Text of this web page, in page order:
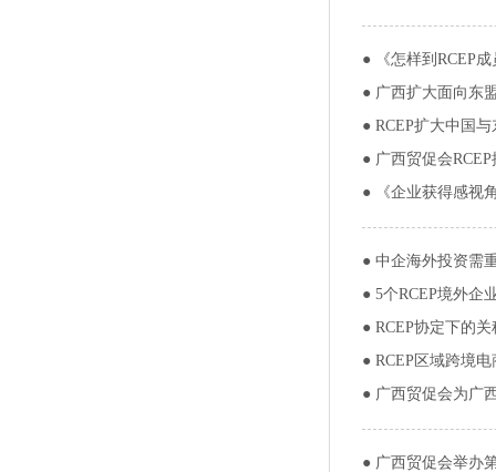
●
《怎样到RCEP
● 广西扩大面向东
● RCEP扩大中国
● 广西贸促会
●
《企业获得感视
● 中企海外投资需
● 5个RCEP境外企
● RCEP协定下的
● RCEP区域跨境
● 广西贸促会为广
● 广西贸促会举办